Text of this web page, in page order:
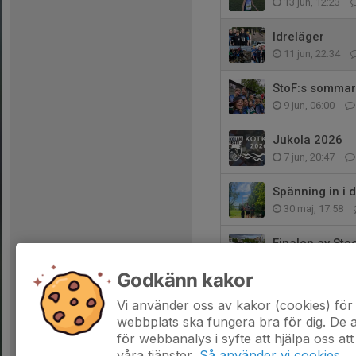
Idreläger
11 jun, 22:34
StoF:s
9 jun, 06:00
Jukola 2026
7 jun, 20:47
Spänning in i
30 maj, 17:58
Finalen av
Sebastian
21 maj, 11:54
Godkänn kakor
Vi använder oss av kakor (cookies)
webbplats ska fungera bra för dig. De
för webbanalys i syfte att hjälpa oss